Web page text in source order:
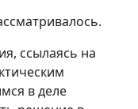
ссылаясь на
в деле